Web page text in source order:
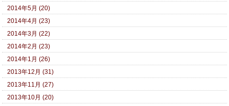
2014年5月 (20)
2014年4月 (23)
2014年3月 (22)
2014年2月 (23)
2014年1月 (26)
2013年12月 (31)
2013年11月 (27)
2013年10月 (20)